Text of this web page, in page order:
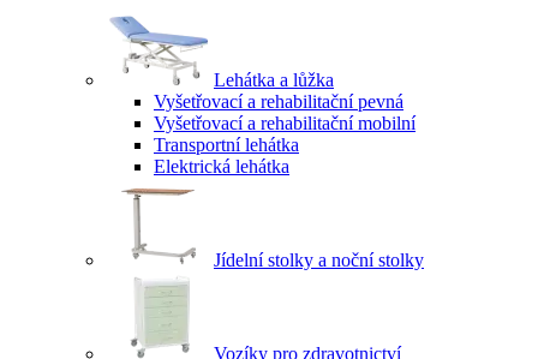
Lehátka a lůžka
Vyšetřovací a rehabilitační pevná
Vyšetřovací a rehabilitační mobilní
Transportní lehátka
Elektrická lehátka
Jídelní stolky a noční stolky
Vozíky pro zdravotnictví